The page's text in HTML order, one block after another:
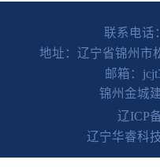
联系电话：
地址： 辽宁省锦州市
邮箱：
锦州金城
辽ICP
辽宁华睿科